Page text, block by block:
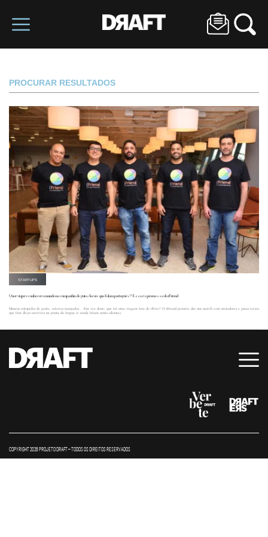
PROCURAR RESULTADOS
STARTUPS
Quer viajar e conhecer o mundo na companhia de guias locais que falam português? Essa é a promessa do iFriend
Museus entupidos de gente, roteiros manjados… Em vez disso, que tal uma viagem fora do óbvio? O iFriend permite dar um match com moradores e guias locais
que têm dicas incríveis na ponta da língua (e ainda falam nosso idioma).
COPYRIGHT 2026 PROJETO DRAFT – TODOS OS DIREITOS RESERVADOS